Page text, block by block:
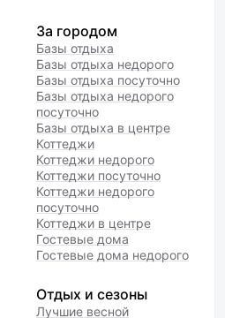
За городом
Базы отдыха
Базы отдыха недорого
Базы отдыха посуточно
Базы отдыха недорого
посуточно
Базы отдыха в центре
Коттеджи
Коттеджи недорого
Коттеджи посуточно
Коттеджи недорого
посуточно
Коттеджи в центре
Гостевые дома
Гостевые дома недорого
Отдых и сезоны
Лучшие весной